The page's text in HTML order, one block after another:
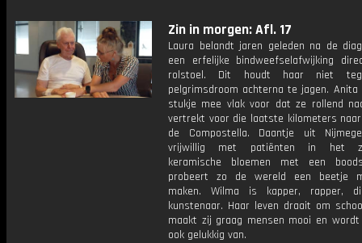
Zin in morgen: Afl. 17
Laura belandt jaren geleden na de
een erfelijke bindweefselafwijking
rolstoel. Dit houdt haar niet
pelgrimsdroom achterna te jagen. Anita
stukje mee vlak voor dat ze rollend
vertrekt voor die laatste kilometers
de Compostella. Daantje uit
vrijwillig met patiënten in het
keramische bloemen met een
probeert zo de wereld een beetje
maken. Wilma is kapper, rapper,
kunstenaar. Haar leven draait om
maakt zij graag mensen mooi en
ook gelukkig van.